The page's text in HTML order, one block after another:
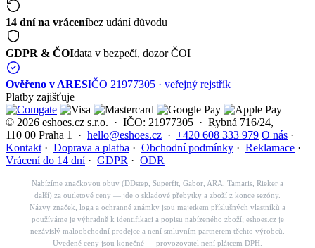
14 dní na vráceníbez udání důvodu
GDPR & ČOIdata v bezpečí, dozor ČOI
Ověřeno v ARESIČO 21977305 · veřejný rejstřík
Platby zajišťuje
© 2026 eshoes.cz s.r.o. · IČO: 21977305 · Rybná 716/24,
110 00 Praha 1 · hello@eshoes.cz · +420 608 333 979 O nás ·
Kontakt · Doprava a platba · Obchodní podmínky · Reklamace ·
Vrácení do 14 dní· GDPR · ODR
Nabízíme značkovou obuv (DDstep, Superfit, Gabor, ARA, Tamaris, Rieker a
další) za outletové ceny — jde o skladové přebytky a zboží z konce sezóny.
Názvy značek, loga a ochranné známky jsou majetkem příslušných vlastníků a
používáme je výhradně k identifikaci a popisu nabízeného zboží; eshoes.cz je
nezávislý maloobchodní prodejce a není smluvním partnerem těchto výrobců.
Uvedené ceny jsou konečné — provozovatel není plátcem DPH.